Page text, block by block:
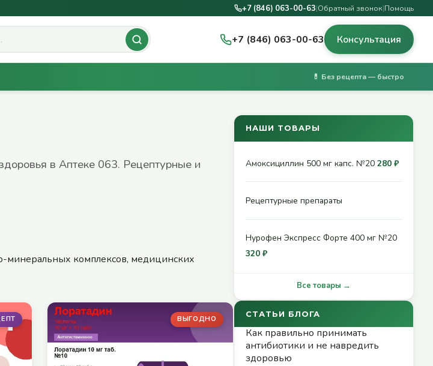
+7 (846) 063-00-63|Обратный звонок|Помощь
+7 (846) 063-00-63 Консультация
💊 Без рецепта — быстро
в Аптеке 063. Рецептурные и
минеральных комплексов, медицинских
ВЫГОДНО
НАШИ ТОВАРЫ
Амоксициллин 500 мг капс. №20 280 ₽
Рецептурные препараты
Нурофен Экспресс Форте 400 мг №20
320 ₽
Все товары →
СТАТЬИ БЛОГА
Как правильно принимать
антибиотики и не навредить
здоровью